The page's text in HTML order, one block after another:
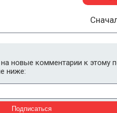
новые комментарии к этому
ниже: